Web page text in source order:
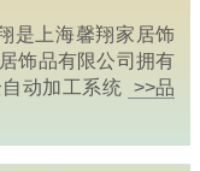
是上海馨翔家居饰
饰品有限公司拥有
动加工系统 >>品